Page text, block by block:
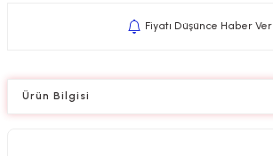
Fiyatı Düşünce Haber Ver
Ürün Bilgisi